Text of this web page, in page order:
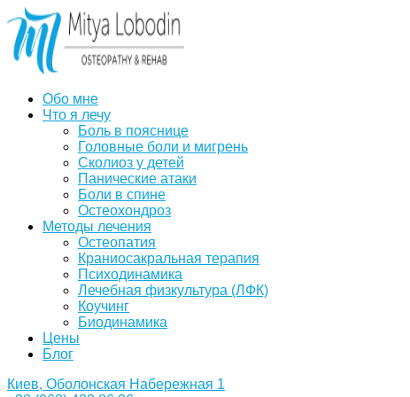
Обо мне
Что я лечу
Боль в пояснице
Головные боли и мигрень
Сколиоз у детей
Панические атаки
Боли в спине
Остеохондроз
Методы лечения
Остеопатия
Краниосакральная терапия
Психодинамика
Лечебная физкультура (ЛФК)
Коучинг
Биодинамика
Цены
Блог
Киев, Оболонская Набережная 1